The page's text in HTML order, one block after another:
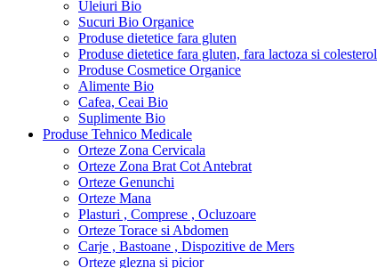
Uleiuri Bio
Sucuri Bio Organice
Produse dietetice fara gluten
Produse dietetice fara gluten, fara lactoza si colesterol
Produse Cosmetice Organice
Alimente Bio
Cafea, Ceai Bio
Suplimente Bio
Produse Tehnico Medicale
Orteze Zona Cervicala
Orteze Zona Brat Cot Antebrat
Orteze Genunchi
Orteze Mana
Plasturi , Comprese , Ocluzoare
Orteze Torace si Abdomen
Carje , Bastoane , Dispozitive de Mers
Orteze glezna si picior